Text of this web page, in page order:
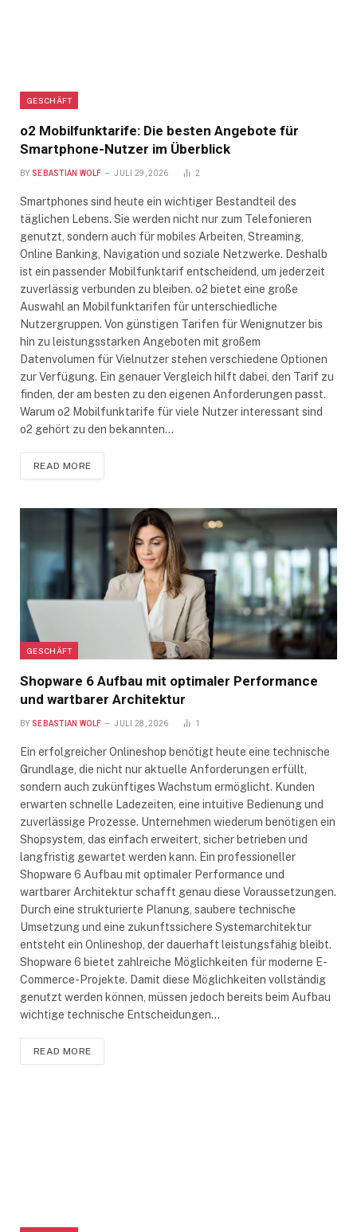
GESCHÄFT
o2 Mobilfunktarife: Die besten Angebote für
Smartphone-Nutzer im Überblick
BY SEBASTIAN WOLF JULI 29, 2026 2
Smartphones sind heute ein wichtiger Bestandteil des
täglichen Lebens. Sie werden nicht nur zum Telefonieren
genutzt, sondern auch für mobiles Arbeiten, Streaming,
Online Banking, Navigation und soziale Netzwerke. Deshalb
ist ein passender Mobilfunktarif entscheidend, um jederzeit
zuverlässig verbunden zu bleiben. o2 bietet eine große
Auswahl an Mobilfunktarifen für unterschiedliche
Nutzergruppen. Von günstigen Tarifen für Wenignutzer bis
hin zu leistungsstarken Angeboten mit großem
Datenvolumen für Vielnutzer stehen verschiedene Optionen
zur Verfügung. Ein genauer Vergleich hilft dabei, den Tarif zu
finden, der am besten zu den eigenen Anforderungen passt.
Warum o2 Mobilfunktarife für viele Nutzer interessant sind
o2 gehört zu den bekannten…
READ MORE
GESCHÄFT
Shopware 6 Aufbau mit optimaler Performance
und wartbarer Architektur
BY SEBASTIAN WOLF JULI 28, 2026 1
Ein erfolgreicher Onlineshop benötigt heute eine technische
Grundlage, die nicht nur aktuelle Anforderungen erfüllt,
sondern auch zukünftiges Wachstum ermöglicht. Kunden
erwarten schnelle Ladezeiten, eine intuitive Bedienung und
zuverlässige Prozesse. Unternehmen wiederum benötigen ein
Shopsystem, das einfach erweitert, sicher betrieben und
langfristig gewartet werden kann. Ein professioneller
Shopware 6 Aufbau mit optimaler Performance und
wartbarer Architektur schafft genau diese Voraussetzungen.
Durch eine strukturierte Planung, saubere technische
Umsetzung und eine zukunftssichere Systemarchitektur
entsteht ein Onlineshop, der dauerhaft leistungsfähig bleibt.
Shopware 6 bietet zahlreiche Möglichkeiten für moderne E-
Commerce-Projekte. Damit diese Möglichkeiten vollständig
genutzt werden können, müssen jedoch bereits beim Aufbau
wichtige technische Entscheidungen…
READ MORE